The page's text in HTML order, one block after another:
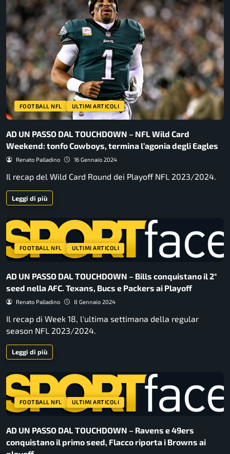
FOOTBALL NFL ULTIMI ARTICOLI
AD UN PASSO DAL TOUCHDOWN – NFL Wild Card
Weekend: tonfo Cowboys, termina l’agonia degli Eagles
Renato Palladino 16 Gennaio 2024
Il recap del Wild Card Round dei Playoff NFL 2023/2024.
Leggi di più
FOOTBALL NFL ULTIMI ARTICOLI
AD UN PASSO DAL TOUCHDOWN – Bills conquistano il 2°
seed nella AFC. Texans, Bucs e Packers ai Playoff
Renato Palladino 8 Gennaio 2024
Il recap di Week 18, l'ultima settimana della regular
season NFL 2023/2024.
Leggi di più
FOOTBALL NFL ULTIMI ARTICOLI
AD UN PASSO DAL TOUCHDOWN – Ravens e 49ers
conquistano il primo seed, Flacco riporta i Browns ai